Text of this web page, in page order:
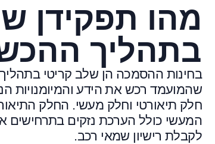
מהו תפקידן
בתהליך
בחינות ההסמכה הן שלב קריטי
שהמועמד רכש את הידע והמיומנויות
חלק תיאורטי וחלק מעשי. החלק
המעשי כולל הערכת נזקים בתרחישים
לקבלת רישיון שמאי רכב.